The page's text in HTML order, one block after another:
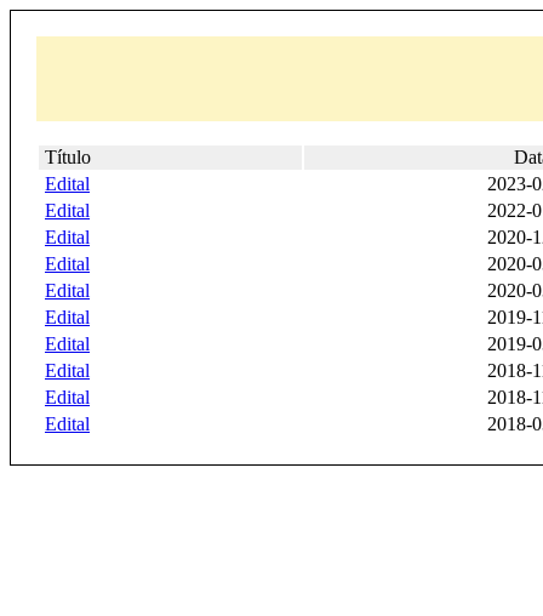
Título
Edital
2023-
Edital
2022-
Edital
2020-
Edital
2020-
Edital
2020-
Edital
2019-
Edital
2019-
Edital
2018-
Edital
2018-
Edital
2018-